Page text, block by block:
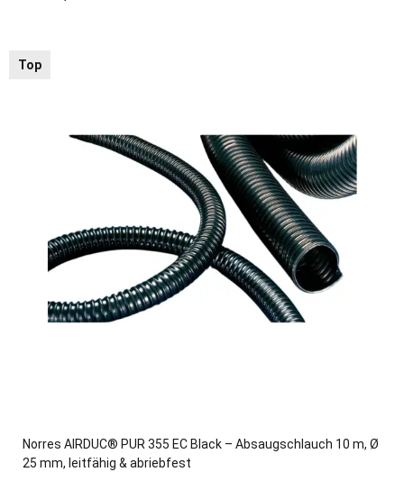
Top
Norres AIRDUC® PUR 355 EC Black – Absaugschlauch 10 m, Ø
25 mm, leitfähig & abriebfest